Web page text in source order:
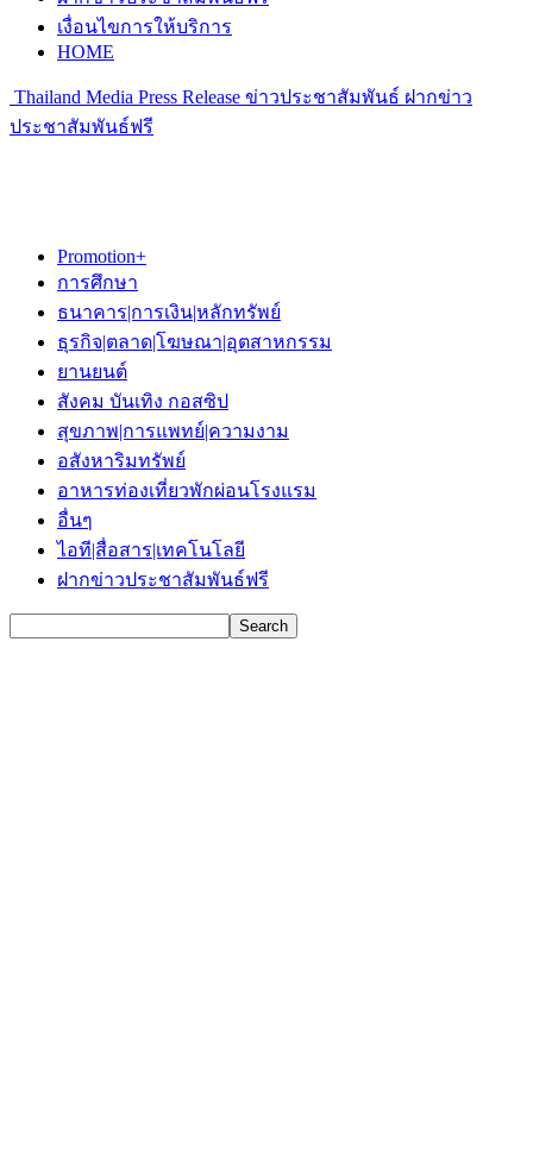
เงื่อนไขการให้บริการ
HOME
Thailand Media Press Release ข่าวประชาสัมพันธ์ ฝากข่าว
ประชาสัมพันธ์ฟรี
Promotion+
การศึกษา
ธนาคาร|การเงิน|หลักทรัพย์
ธุรกิจ|ตลาด|โฆษณา|อุตสาหกรรม
ยานยนต์
สังคม บันเทิง กอสซิป
สุขภาพ|การแพทย์|ความงาม
อสังหาริมทรัพย์
อาหารท่องเที่ยวพักผ่อนโรงแรม
อื่นๆ
ไอที|สื่อสาร|เทคโนโลยี
ฝากข่าวประชาสัมพันธ์ฟรี